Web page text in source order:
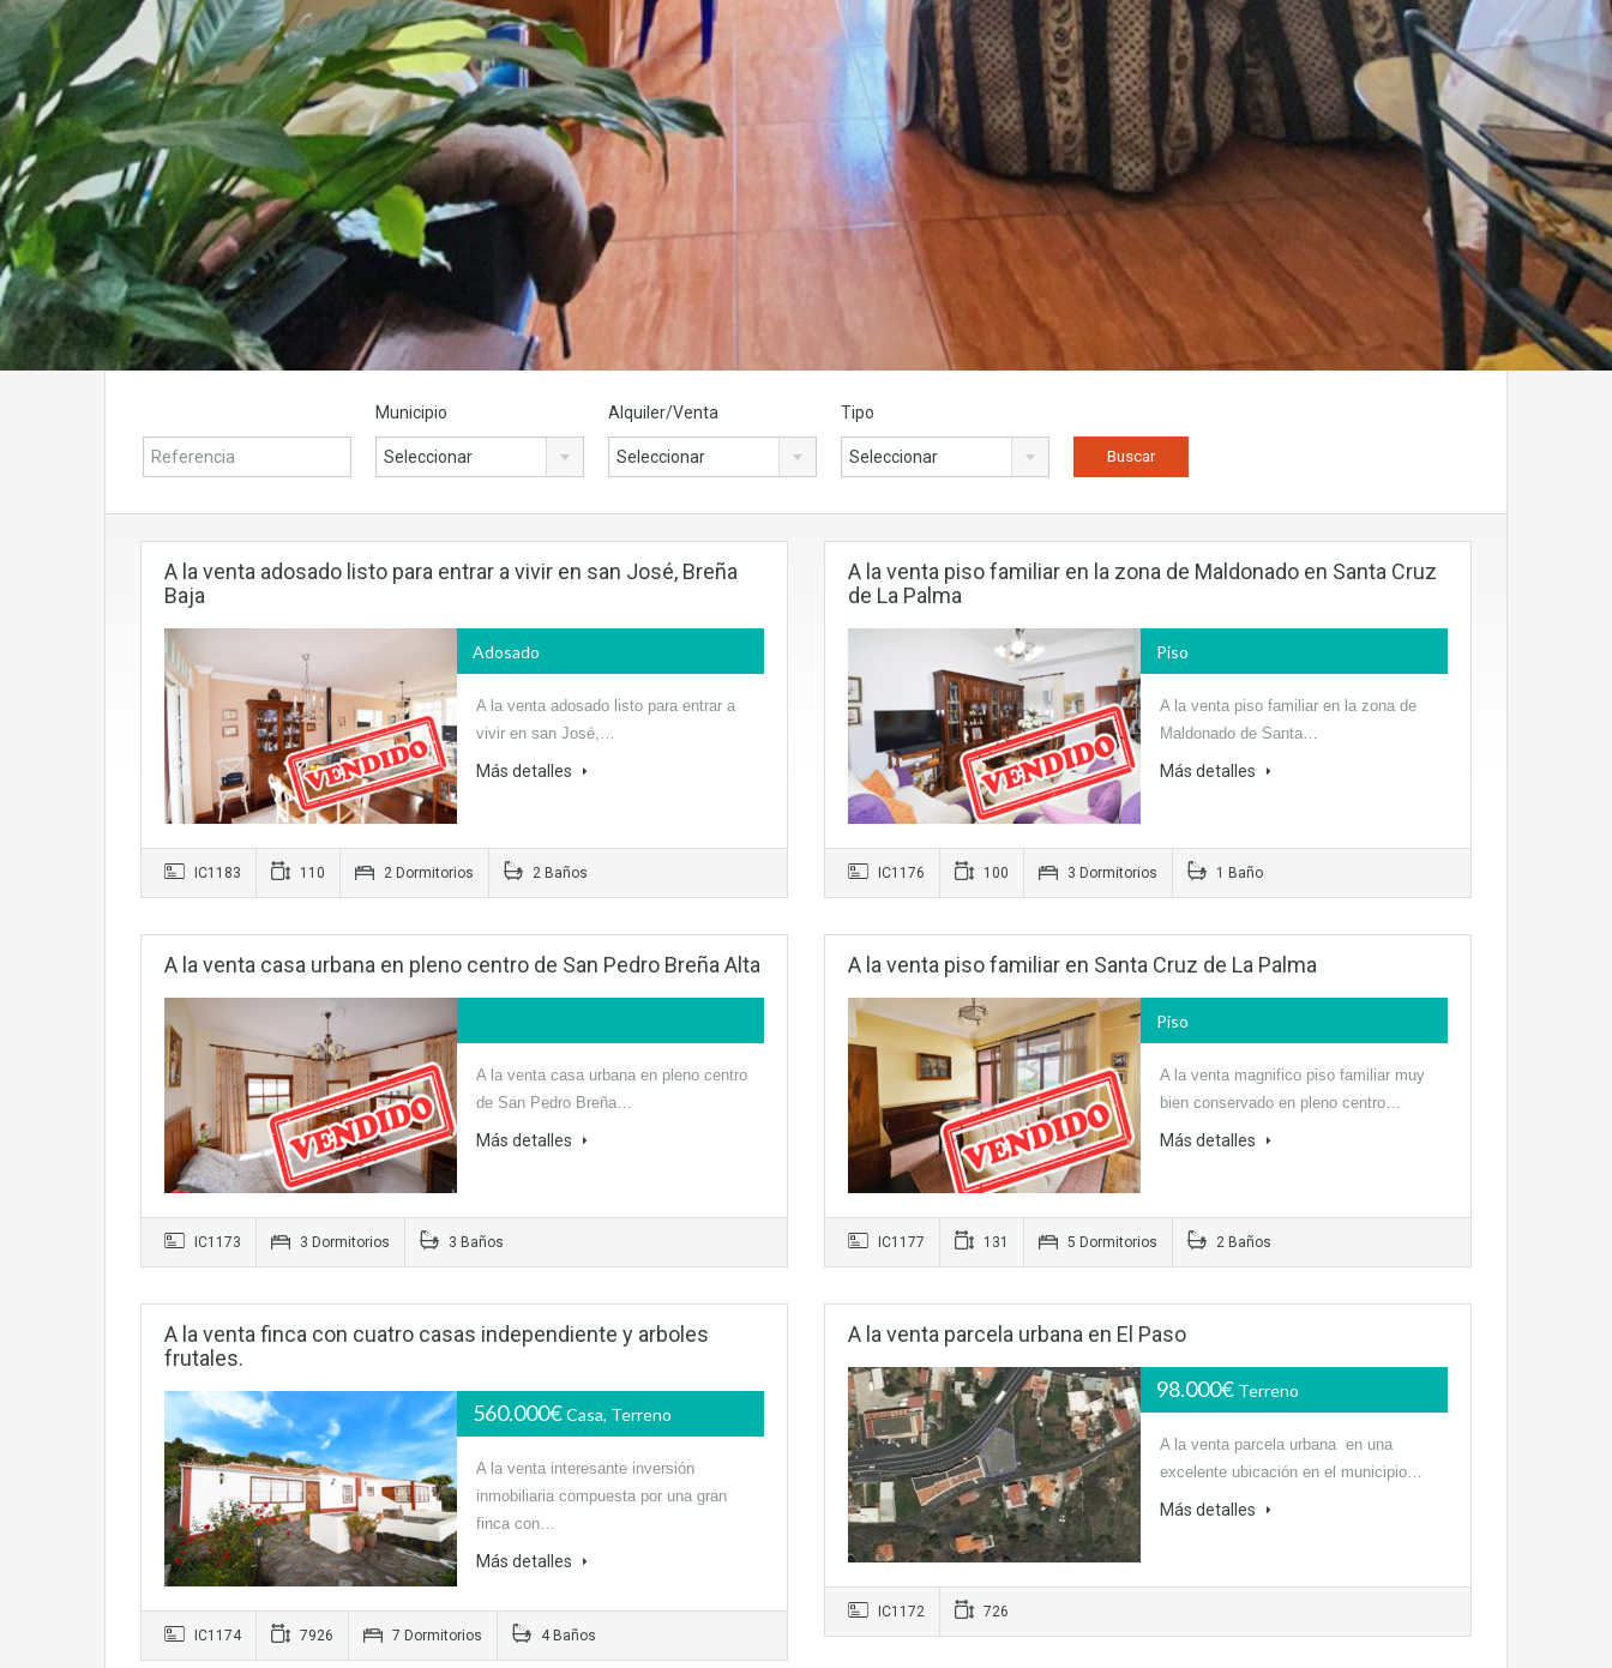
Municipio
Seleccionar
Alquiler/Venta
Seleccionar
Tipo
Seleccionar
A la venta adosado listo para entrar a vivir en san José, Breña
Baja
Adosado
A la venta adosado listo para entrar a
vivir en san José,…
Más detalles
IC1183 110 2 Dormitorios 2 Baños
A la venta piso familiar en la zona de Maldonado en Santa Cruz
de La Palma
Piso
A la venta piso familiar en la zona de
Maldonado de Santa…
Más detalles
IC1176 100 3 Dormitorios 1 Baño
A la venta casa urbana en pleno centro de San Pedro Breña Alta
A la venta casa urbana en pleno centro
de San Pedro Breña…
Más detalles
IC1173 3 Dormitorios 3 Baños
A la venta piso familiar en Santa Cruz de La Palma
Piso
A la venta magnifico piso familiar muy
bien conservado en pleno centro…
Más detalles
IC1177 131 5 Dormitorios 2 Baños
A la venta finca con cuatro casas independiente y arboles
frutales.
560.000€Casa, Terreno
A la venta interesante inversión
inmobiliaria compuesta por una gran
finca con…
Más detalles
IC1174 7926 7 Dormitorios 4 Baños
A la venta parcela urbana en El Paso
98.000€ Terreno
A la venta parcela urbana en una
excelente ubicación en el municipio…
Más detalles
IC1172 726